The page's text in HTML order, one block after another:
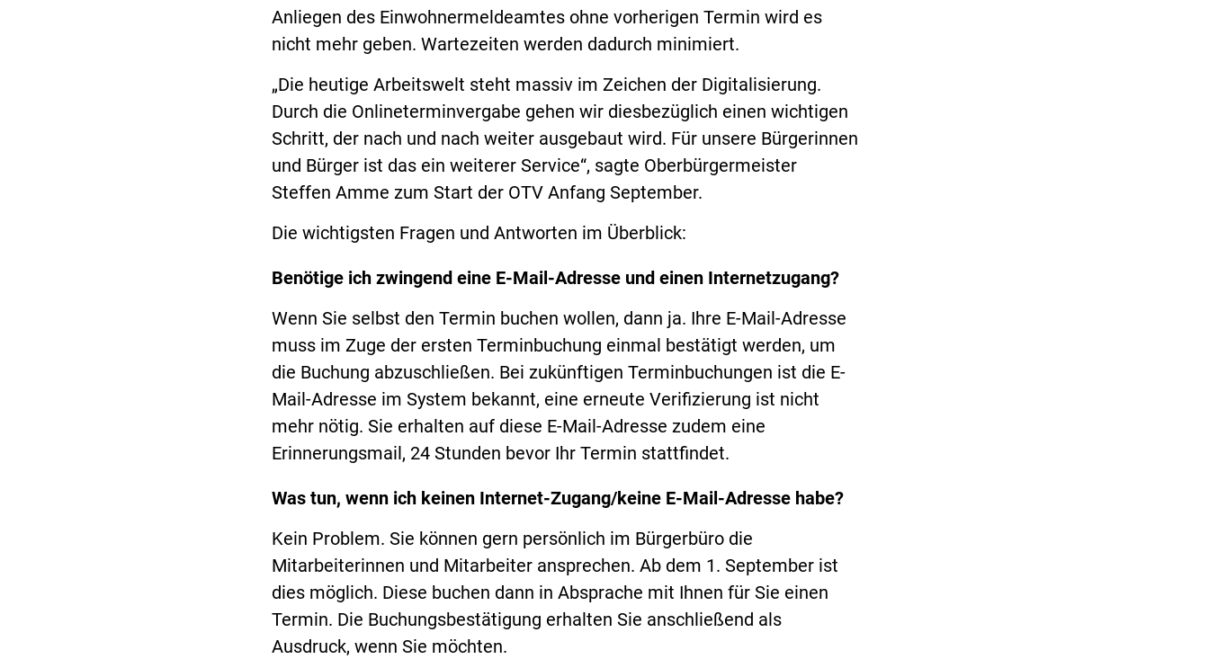
Anliegen des Einwohnermeldeamtes ohne vorherigen Termin wird es
nicht mehr geben. Wartezeiten werden dadurch minimiert.
„Die heutige Arbeitswelt steht massiv im Zeichen der Digitalisierung.
Durch die Onlineterminvergabe gehen wir diesbezüglich einen wichtigen
Schritt, der nach und nach weiter ausgebaut wird. Für unsere Bürgerinnen
und Bürger ist das ein weiterer Service“, sagte Oberbürgermeister
Steffen Amme zum Start der OTV Anfang September.
Die wichtigsten Fragen und Antworten im Überblick:
Benötige ich zwingend eine E-Mail-Adresse und einen Internetzugang?
Wenn Sie selbst den Termin buchen wollen, dann ja. Ihre E-Mail-Adresse
muss im Zuge der ersten Terminbuchung einmal bestätigt werden, um
die Buchung abzuschließen. Bei zukünftigen Terminbuchungen ist die E-
Mail-Adresse im System bekannt, eine erneute Verifizierung ist nicht
mehr nötig. Sie erhalten auf diese E-Mail-Adresse zudem eine
Erinnerungsmail, 24 Stunden bevor Ihr Termin stattfindet.
Was tun, wenn ich keinen Internet-Zugang/keine E-Mail-Adresse habe?
Kein Problem. Sie können gern persönlich im Bürgerbüro die
Mitarbeiterinnen und Mitarbeiter ansprechen. Ab dem 1. September ist
dies möglich. Diese buchen dann in Absprache mit Ihnen für Sie einen
Termin. Die Buchungsbestätigung erhalten Sie anschließend als
Ausdruck, wenn Sie möchten.